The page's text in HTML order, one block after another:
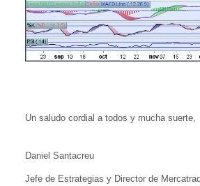
Un saludo cordial a todos y mucha suerte,
Daniel Santacreu
Jefe de Estrategias y Director de